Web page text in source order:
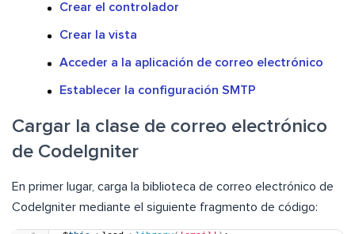
Crear el controlador
Crear la vista
Acceder a la aplicación de correo electrónico
Establecer la configuración SMTP
Cargar la clase de correo electrónico
de CodeIgniter
En primer lugar, carga la biblioteca de correo electrónico de
CodeIgniter mediante el siguiente fragmento de código: